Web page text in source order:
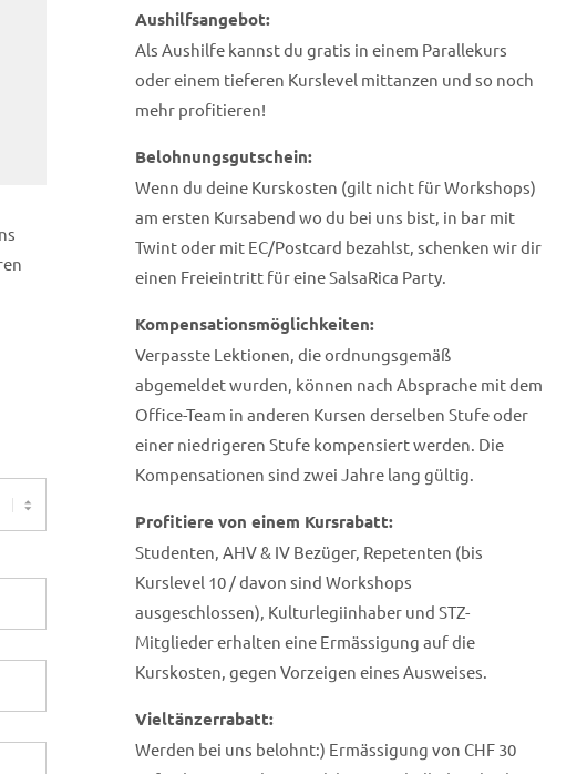
Aushilfsangebot:
Als Aushilfe kannst du gratis in einem Parallekurs
oder einem tieferen Kurslevel mittanzen und so noch
mehr profitieren!
Belohnungsgutschein:
Wenn du deine Kurskosten (gilt nicht für Workshops)
am ersten Kursabend wo du bei uns bist, in bar mit
Twint oder mit EC/Postcard bezahlst, schenken wir dir
einen Freieintritt für eine SalsaRica Party.
Kompensationsmöglichkeiten:
Verpasste Lektionen, die ordnungsgemäß
abgemeldet wurden, können nach Absprache mit dem
Office-Team in anderen Kursen derselben Stufe oder
einer niedrigeren Stufe kompensiert werden. Die
Kompensationen sind zwei Jahre lang gültig.
Profitiere von einem Kursrabatt:
Studenten, AHV & IV Bezüger, Repetenten (bis
Kurslevel 10 / davon sind Workshops
ausgeschlossen), Kulturlegiinhaber und STZ-
Mitglieder erhalten eine Ermässigung auf die
Kurskosten, gegen Vorzeigen eines Ausweises.
Vieltänzerrabatt:
Werden bei uns belohnt:) Ermässigung von CHF 30